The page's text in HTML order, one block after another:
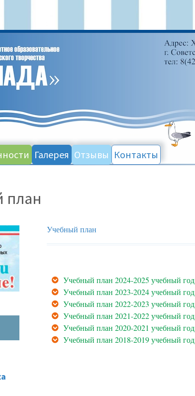
Галерея Отзывы Контакты
план
Учебный план
Учебный план 2024-2025 учебный год
Учебный план 2023-2024 учебный год
Учебный план 2022-2023 учебный год
Учебный план 2021-2022 учебный год
Учебный план 2020-2021 учебный год
Учебный план 2018-2019 учебный год